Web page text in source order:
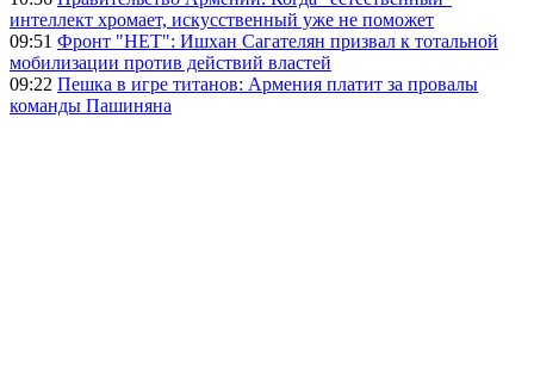
интеллект хромает, искусственный уже не поможет
09:51 Фронт "НЕТ": Ишхан Сагателян призвал к тотальной
мобилизации против действий властей
09:22 Пешка в игре титанов: Армения платит за провалы
команды Пашиняна